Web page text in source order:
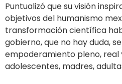
Puntualizó que su visión
objetivos del humanismo
transformación científica
gobierno, que no hay duda,
empoderamiento pleno, real
adolescentes, madres,